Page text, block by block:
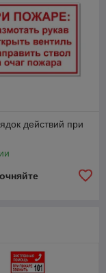
действий при